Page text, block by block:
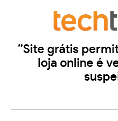
”Site grátis
loja online é